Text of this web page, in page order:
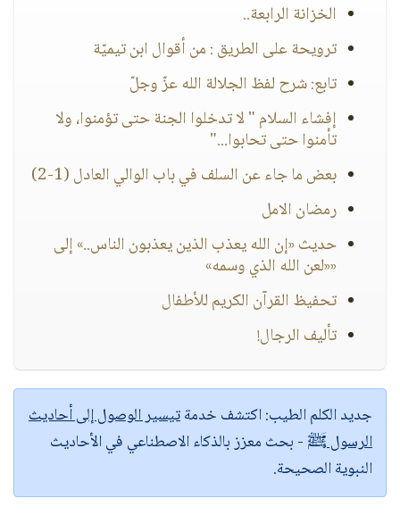
الخزانة الرابعة..
ترويحة على الطريق : من أقوال ابن تيميّة
تابع: شرح لفظ الجلالة الله عزّ وجلّ
إفشاء السلام " لا تدخلوا الجنة حتى تؤمنوا، ولا
تأمنوا حتى تحابوا..."
بعض ما جاء عن السلف في باب الوالي العادل (1-2)
رمضان الامل
حديث «إن الله يعذب الذين يعذبون الناس..» إلى
««لعن الله الذي وسمه»
تحفيظ القرآن الكريم للأطفال
تأليف الرجال!
جديد الكلم الطيب:اكتشف خدمةتيسير الوصول إلى أحاديث
الرسول ﷺ - بحث معزز بالذكاء الاصطناعي في الأحاديث
النبوية الصحيحة.